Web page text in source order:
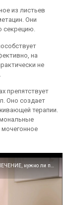
из листьев
Они
секрецию.
на
не
препятствует
Оно создает
терапии.
Как лечить ХЕЛИКОБАКТЕР. Гастрит и язва желудка – ЛЕЧЕНИЕ, нужно ли пить антибиотики?